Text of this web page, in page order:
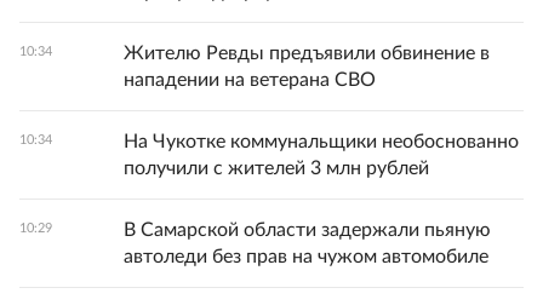
10:34
Жителю Ревды предъявили обвинение в
нападении на ветерана СВО
10:34
На Чукотке коммунальщики необоснованно
получили с жителей 3 млн рублей
10:29
В Самарской области задержали пьяную
автоледи без прав на чужом автомобиле